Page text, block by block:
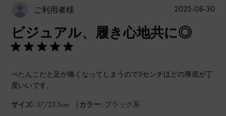
ご利用者様
ビジュアル、履き心地共に◎
ぺたんこだと足が痛くなってしまうので3センチほどの厚底が丁
度いいです。
サイズ: 37/23.5cm | カラー: ブラック系
公
2025-08-30